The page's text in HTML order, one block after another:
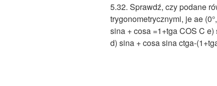
5.32. Sprawdź, czy podane
trygonometrycznymi, je ae
sina + cosa =1+tga COS C e)
d) sina + cosa sina ctga-